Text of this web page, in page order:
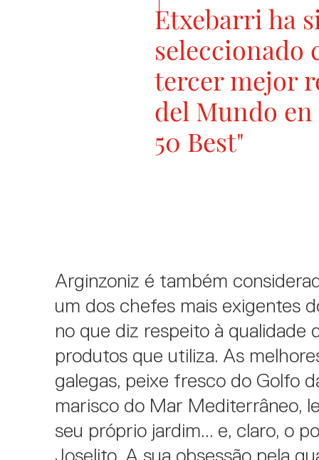
Etxebarri ha
seleccionado
tercer mejor
del Mundo
50 Best"
Arginzoniz é também
um dos chefes mais exigentes
no que diz respeito à qualidade
produtos que utiliza. As
galegas, peixe fresco do Golfo
marisco do Mar Mediterrâneo,
seu próprio jardim... e, claro, o
Joselito. A sua obsessão pela